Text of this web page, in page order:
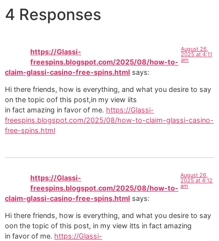
4 Responses
https://Glassi-
freespins.blogspot.com/2025/08/how-to-
claim-glassi-casino-free-spins.html says:
August 26,
2025 at 4:11
am
Hi there friends, how is everything, and what you desire to say
on the topic oof this post,in my view iits
in fact amazing in favor of me. https://Glassi-
freespins.blogspot.com/2025/08/how-to-claim-glassi-casino-
free-spins.html
https://Glassi-
freespins.blogspot.com/2025/08/how-to-
claim-glassi-casino-free-spins.html says:
August 26,
2025 at 4:12
am
Hi there friends, how is everything, and what you desire to say
oon the topic of this post, in my view itts in fact amazing
in favor of me. https://Glassi-